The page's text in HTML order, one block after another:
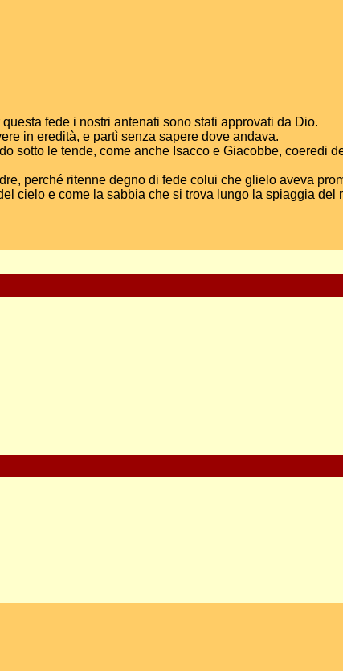
fede i nostri antenati sono stati approvati da Dio.
in eredità, e partì senza sapere dove andava.
sotto le tende, come anche Isacco e Giacobbe, coeredi
perché ritenne degno di fede colui che glielo aveva
cielo e come la sabbia che si trova lungo la spiaggia del